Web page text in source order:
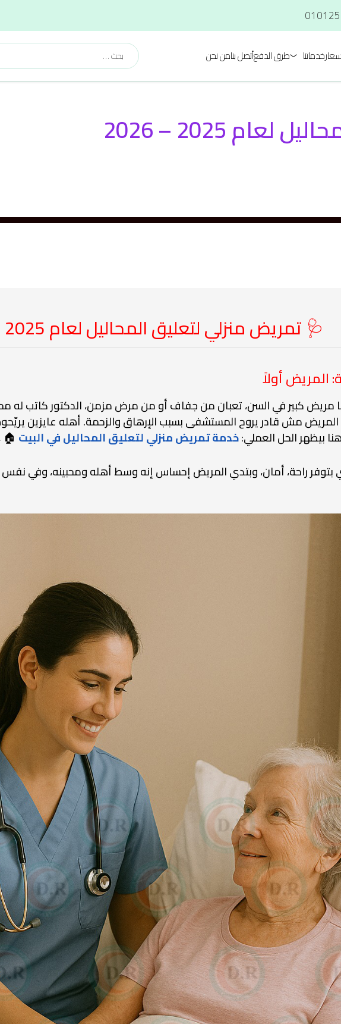
خدماتنا طرق الدفعأتصل بنامن نحن
2025 – 2026
🩺 تمريض منزلي لتعليق المحاليل لعام 2025 – 2026
المريض أولاً
مريض كبير في السن، تعبان من جفاف أو من مرض مزمن، الدكتور كاتب له
مش قادر يروح المستشفى بسبب الإرهاق والزحمة. أهله عايزين
بيظهر الحل العملي:خدمة تمريض منزلي لتعليق المحاليل في البيت
بتوفر راحة، أمان، وبتدي المريض إحساس إنه وسط أهله ومحبينه، وفي نفس